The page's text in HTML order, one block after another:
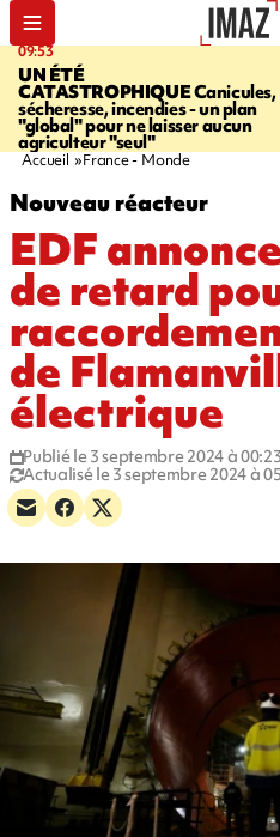
09:53
UN ÉTÉ
CATASTROPHIQUECanicules,
sécheresse, incendies - un plan
"global" pour ne laisser aucun
agriculteur "seul"
Accueil France - Monde
Nouveau réacteur
EDF
de retard
de
électrique
Publié le 3 septembre 2024 à 00:23
Actualisé le 3 septembre 2024 à